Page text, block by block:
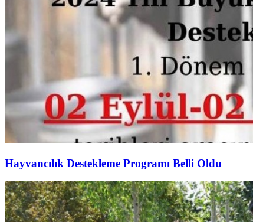
Hayvancılık Destekleme Programı Belli Oldu